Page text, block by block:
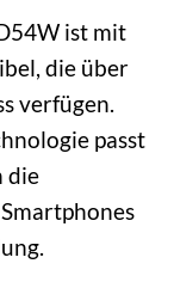
ist mit
die über
verfügen.
passt
die